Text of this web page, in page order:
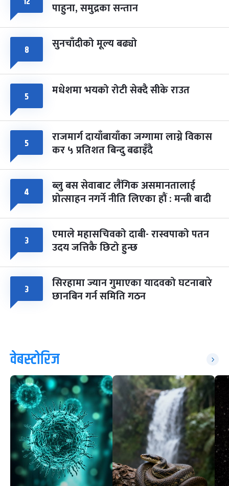
चैत्र ८, २०८३-Mar 22, 2027
पाहुना, समुद्रका सन्तान
८ सुनचाँदीको मूल्य बढ्यो
५ मधेशमा भयको रोटी सेक्दै सीके राउत
५ राजमार्ग दायाँबायाँका जग्गामा लाग्ने विकास
कर ५ प्रतिशत बिन्दु बढाइँदै
४ ब्लु बस सेवाबाट लैंगिक असमानतालाई
प्रोत्साहन नगर्ने नीति लिएका हौं : मन्त्री बादी
३ एमाले महासचिवको दाबी- रास्वपाको पतन
उदय जत्तिकै छिटो हुन्छ
३ सिरहामा ज्यान गुमाएका यादवको घटनाबारे
छानबिन गर्न समिति गठन
वेबस्टोरिज